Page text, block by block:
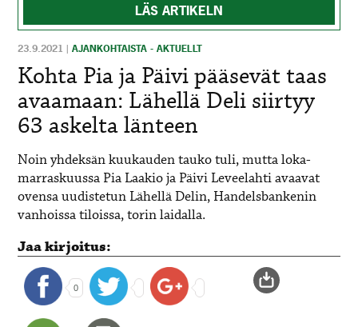
LÄS ARTIKELN
23.9.2021 |AJANKOHTAISTA - AKTUELLT
Kohta Pia ja Päivi pääsevät taas
avaamaan: Lähellä Deli siirtyy
63 askelta länteen
Noin yhdeksän kuukauden tauko tuli, mutta loka-
marraskuussa Pia Laakio ja Päivi Leveelahti avaavat
ovensa uudistetun Lähellä Delin, Handelsbankenin
vanhoissa tiloissa, torin laidalla.
Jaa kirjoitus:
0